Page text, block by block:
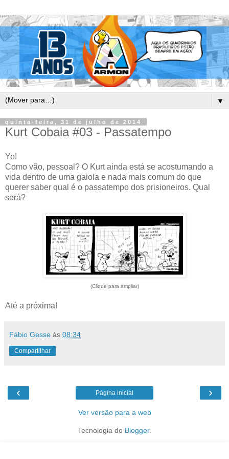
▼
quinta-feira, 31 de julho de 2014
Kurt Cobaia #03 - Passatempo
Yo!
Como vão, pessoal? O Kurt ainda está se acostumando a
vida dentro de uma gaiola e nada mais comum do que
querer saber qual é o passatempo dos prisioneiros. Qual
será?
(Clique para ampliar)
Até a próxima!
Fábio Gesse às 08:34
Compartilhar
‹ ›
Página inicial
Ver versão para a web
Tecnologia do Blogger.